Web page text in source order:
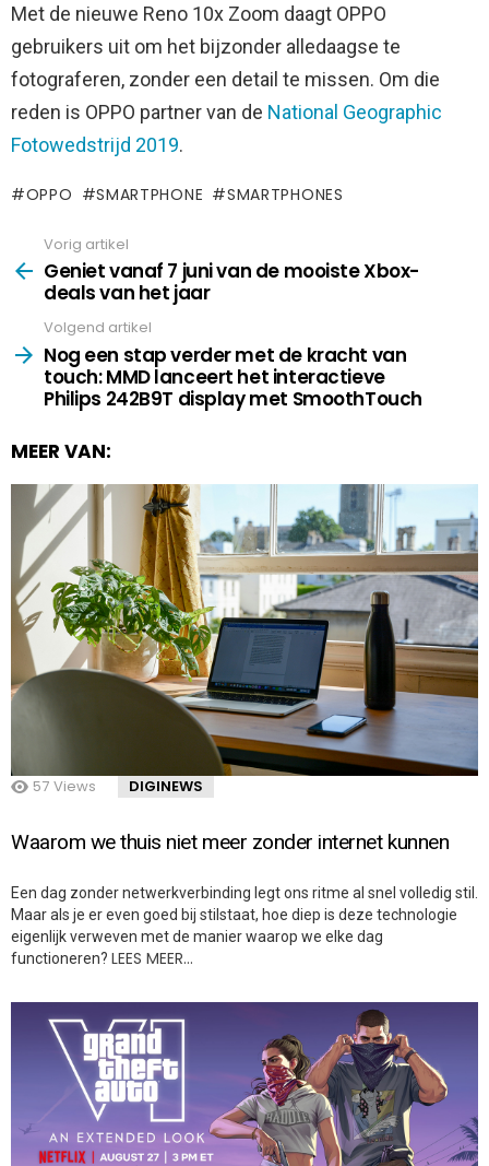
Met de nieuwe Reno 10x Zoom daagt OPPO
gebruikers uit om het bijzonder alledaagse te
fotograferen, zonder een detail te missen. Om die
reden is OPPO partner van de National Geographic
Fotowedstrijd 2019.
OPPO SMARTPHONE SMARTPHONES
more
Vorig artikel
Geniet vanaf 7 juni van de mooiste Xbox-
deals van het jaar
Volgend artikel
Nog een stap verder met de kracht van
touch: MMD lanceert het interactieve
Philips 242B9T display met SmoothTouch
MEER VAN:
57 Views DIGINEWS
Waarom we thuis niet meer zonder internet kunnen
Een dag zonder netwerkverbinding legt ons ritme al snel volledig stil.
Maar als je er even goed bij stilstaat, hoe diep is deze technologie
eigenlijk verweven met de manier waarop we elke dag
functioneren? LEES MEER…